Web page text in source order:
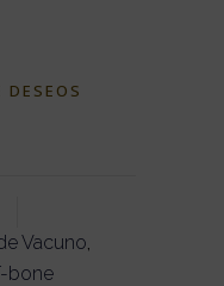
Vacuno,
bone